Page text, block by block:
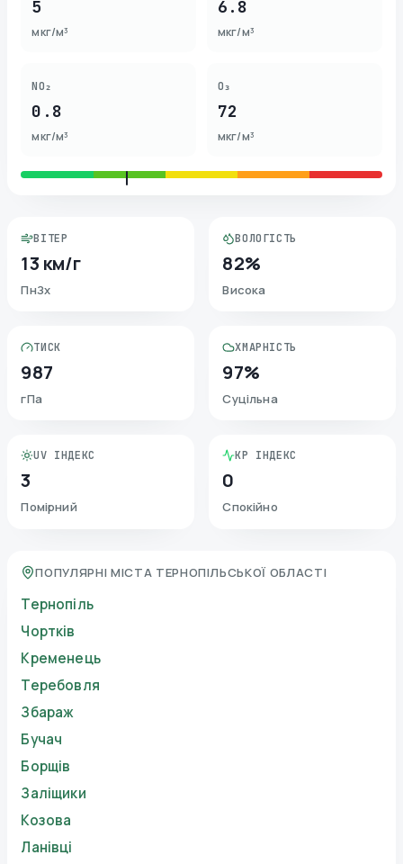
5
мкг/м³
6.8
мкг/м³
NO₂
0.8
мкг/м³
O₃
72
мкг/м³
ВІТЕР
13 км/г
ПнЗх
ВОЛОГІСТЬ
82%
Висока
ТИСК
987
гПа
ХМАРНІСТЬ
97%
Суцільна
UV ІНДЕКС
3
Помірний
KP ІНДЕКС
0
Спокійно
ПОПУЛЯРНІ МІСТА ТЕРНОПІЛЬСЬКОЇ ОБЛАСТІ
Тернопіль
Чортків
Кременець
Теребовля
Збараж
Бучач
Борщів
Заліщики
Козова
Ланівці